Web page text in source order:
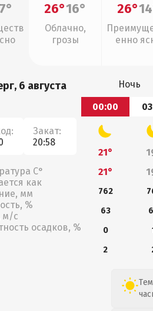
26°16°
Облачно,
грозы
26°
енно
6 августа
Закат:
20:58
С°
как
мм
%
м/с
осадков, %
Ночь
00:00
21°
21°
762
63
0
2